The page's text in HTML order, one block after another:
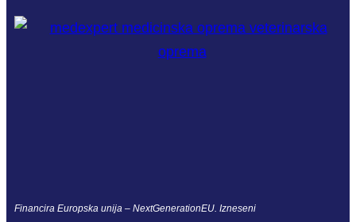
Financira Europska unija – NextGenerationEU. Izneseni